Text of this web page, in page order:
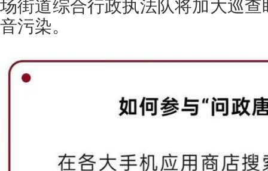
场街道综合行政执法队将加大巡
音污染。